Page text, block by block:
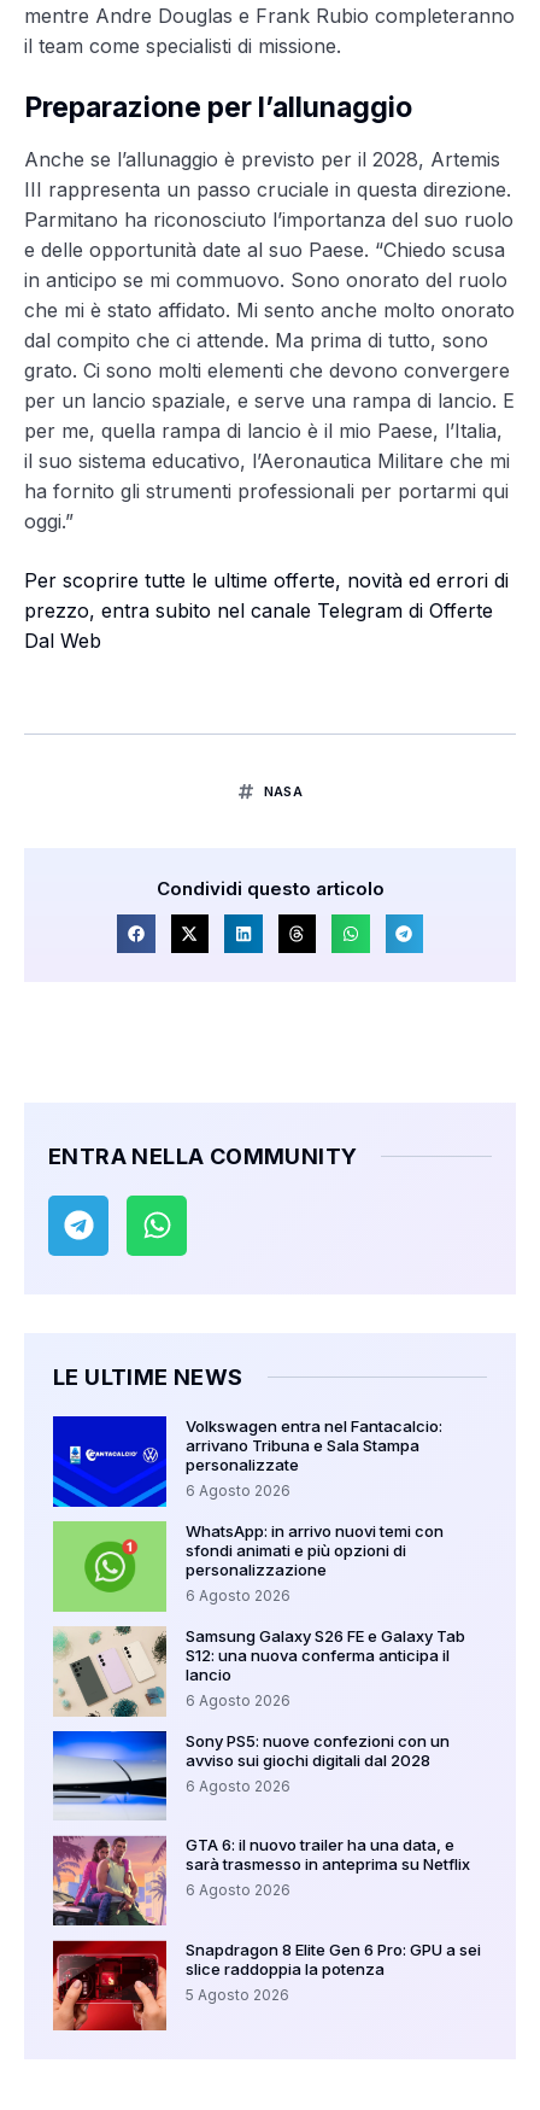
mentre Andre Douglas e Frank Rubio completeranno
il team come specialisti di missione.
Preparazione per l’allunaggio
Anche se l’allunaggio è previsto per il 2028, Artemis
III rappresenta un passo cruciale in questa direzione.
Parmitano ha riconosciuto l’importanza del suo ruolo
e delle opportunità date al suo Paese. “Chiedo scusa
in anticipo se mi commuovo. Sono onorato del ruolo
che mi è stato affidato. Mi sento anche molto onorato
dal compito che ci attende. Ma prima di tutto, sono
grato. Ci sono molti elementi che devono convergere
per un lancio spaziale, e serve una rampa di lancio. E
per me, quella rampa di lancio è il mio Paese, l’Italia,
il suo sistema educativo, l’Aeronautica Militare che mi
ha fornito gli strumenti professionali per portarmi qui
oggi.”
Per scoprire tutte le ultime offerte, novità ed errori di
prezzo, entra subito nel canale Telegram di Offerte
Dal Web
NASA
Condividi questo articolo
ENTRA NELLA COMMUNITY
LE ULTIME NEWS
Volkswagen entra nel Fantacalcio:
arrivano Tribuna e Sala Stampa
personalizzate
6 Agosto 2026
WhatsApp: in arrivo nuovi temi con
sfondi animati e più opzioni di
personalizzazione
6 Agosto 2026
Samsung Galaxy S26 FE e Galaxy Tab
S12: una nuova conferma anticipa il
lancio
6 Agosto 2026
Sony PS5: nuove confezioni con un
avviso sui giochi digitali dal 2028
6 Agosto 2026
GTA 6: il nuovo trailer ha una data, e
sarà trasmesso in anteprima su Netflix
6 Agosto 2026
Snapdragon 8 Elite Gen 6 Pro: GPU a sei
slice raddoppia la potenza
5 Agosto 2026